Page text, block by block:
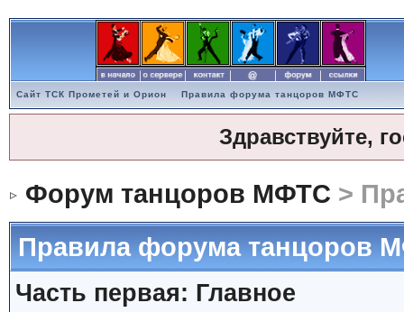
Сайт ТСК Прометей и Орион Правила форума танцоров МФТС
Здравствуйте,
Форум танцоров МФТС >
Правила форума танцоров
Часть первая: Главное